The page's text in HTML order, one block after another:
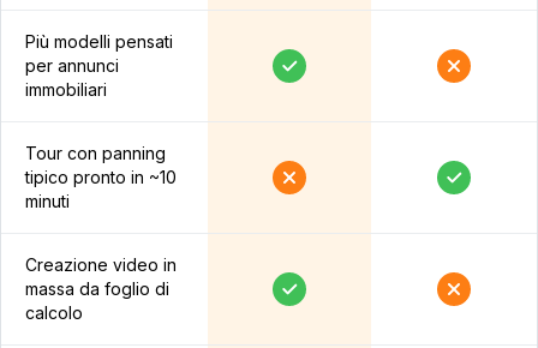
Più modelli pensati
per annunci
immobiliari
Tour con panning
tipico pronto in ~10
minuti
Creazione video in
massa da foglio di
calcolo